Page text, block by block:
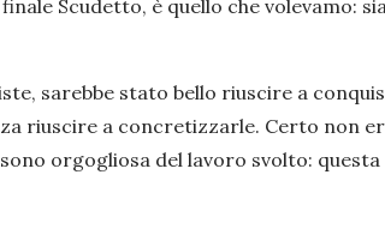
Scudetto, è quello che volevamo:
sarebbe stato bello riuscire a
riuscire a concretizzarle. Certo non
orgogliosa del lavoro svolto: